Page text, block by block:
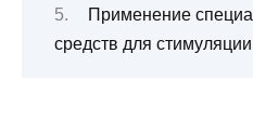
Применение
средств для